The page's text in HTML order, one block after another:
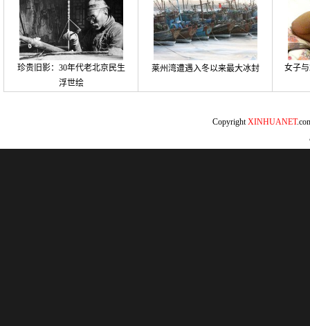
珍贵旧影：30年代老北京民生
浮世绘
莱州湾遭遇入冬以来最大冰封 女子
CopyrightXINHUANET